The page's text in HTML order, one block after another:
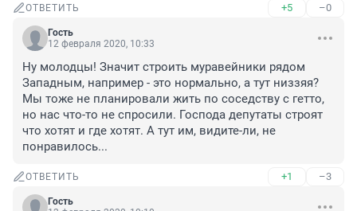
ОТВЕТИТЬ +5 –0
Гость
12 февраля 2020, 10:33
Ну молодцы! Значит строить муравейники рядом
Западным, например - это нормально, а тут низзяя?
Мы тоже не планировали жить по соседству с гетто,
но нас что-то не спросили. Господа депутаты строят
что хотят и где хотят. А тут им, видите-ли, не
понравилось...
ОТВЕТИТЬ +1 –3
Гость